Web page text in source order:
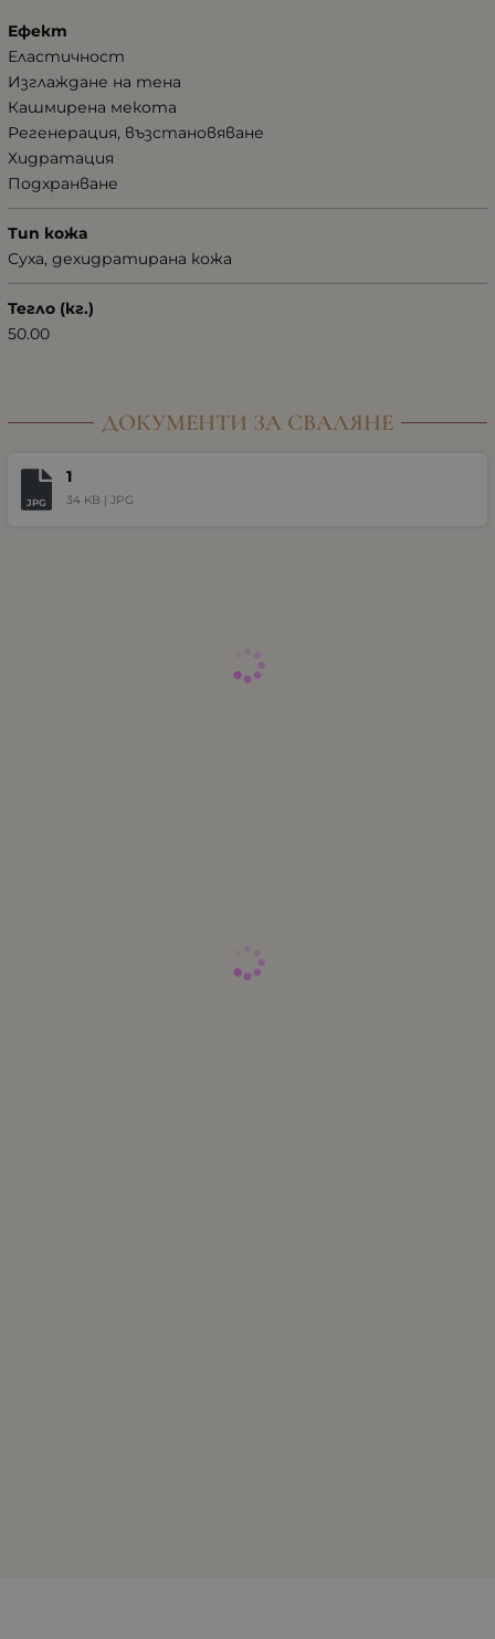
Ефект
Еластичност
Изглаждане на тена
Кашмирена мекота
Регенерация, възстановяване
Хидратация
Подхранване
Тип кожа
Суха, дехидратирана кожа
Тегло (кг.)
50.00
ДОКУМЕНТИ ЗА СВАЛЯНЕ
JPG
1
34 KB | JPG